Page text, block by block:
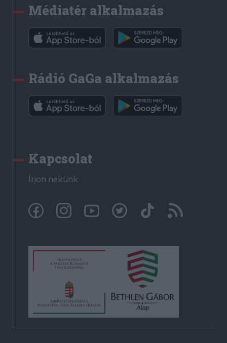
Médiatér alkalmazás
Rádió GaGa alkalmazás
Kapcsolat
Írjon nekünk